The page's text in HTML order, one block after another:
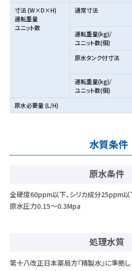
寸法 (W×D×H)
運転重量
ユニット数
通常寸法
運転重量(kg)/
ユニット数(個)
原水タンク付寸法
運転重量(kg)/
ユニット数(個)
原水必要量 (L/H)
水質条件
原水条件
全硬度60ppm以下、シリカ成分25ppm以
原水圧力0.15～0.3Mpa
処理水質
第十八改正日本薬局方『精製水』に準拠し